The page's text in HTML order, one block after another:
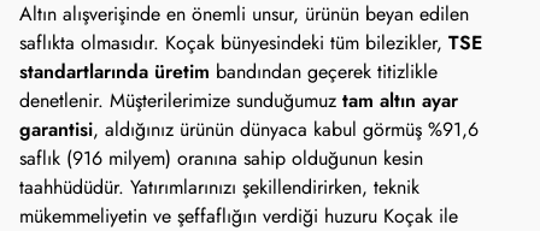
Altın alışverişinde en önemli unsur, ürünün beyan edilen
saflıkta olmasıdır. Koçak bünyesindeki tüm bilezikler, TSE
standartlarında üretim bandından geçerek titizlikle
denetlenir. Müşterilerimize sunduğumuz tam altın ayar
garantisi, aldığınız ürünün dünyaca kabul görmüş %91,6
saflık (916 milyem) oranına sahip olduğunun kesin
taahhüdüdür. Yatırımlarınızı şekillendirirken, teknik
mükemmeliyetin ve şeffaflığın verdiği huzuru Koçak ile